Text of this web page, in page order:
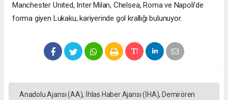
Manchester United, Inter Milan, Chelsea, Roma ve Napoli’de
forma giyen Lukaku, kariyerinde gol krallığı bulunuyor.
Anadolu Ajansı (AA), İhlas Haber Ajansı (İHA), Demirören